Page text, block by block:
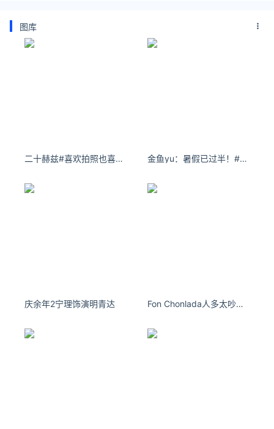
没有提到裁员的具体部门或地点，遍及整个公司， 我
们被告知这是由于疫情期间过度招聘以及削减成本的
位曾经在Alexa团队的数据分析师Yu Zhong表示，公司给了自
在11月17日的一份报告中，亚马逊首席执行官安迪·贾西
数。
图库
二十赫兹#喜欢拍照也喜欢你# ​​​​ 金鱼yu：暑假已过半！#甜妹#浅跳一下
庆余年2宁理饰演明青达 Fon Chonlada人多太吵我突然就不想笑了